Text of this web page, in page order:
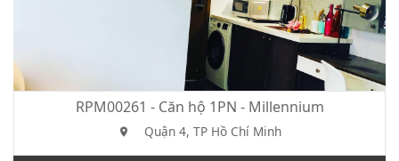
RPM00261 - Căn hộ 1PN - Millennium
Quận 4, TP Hồ Chí Minh